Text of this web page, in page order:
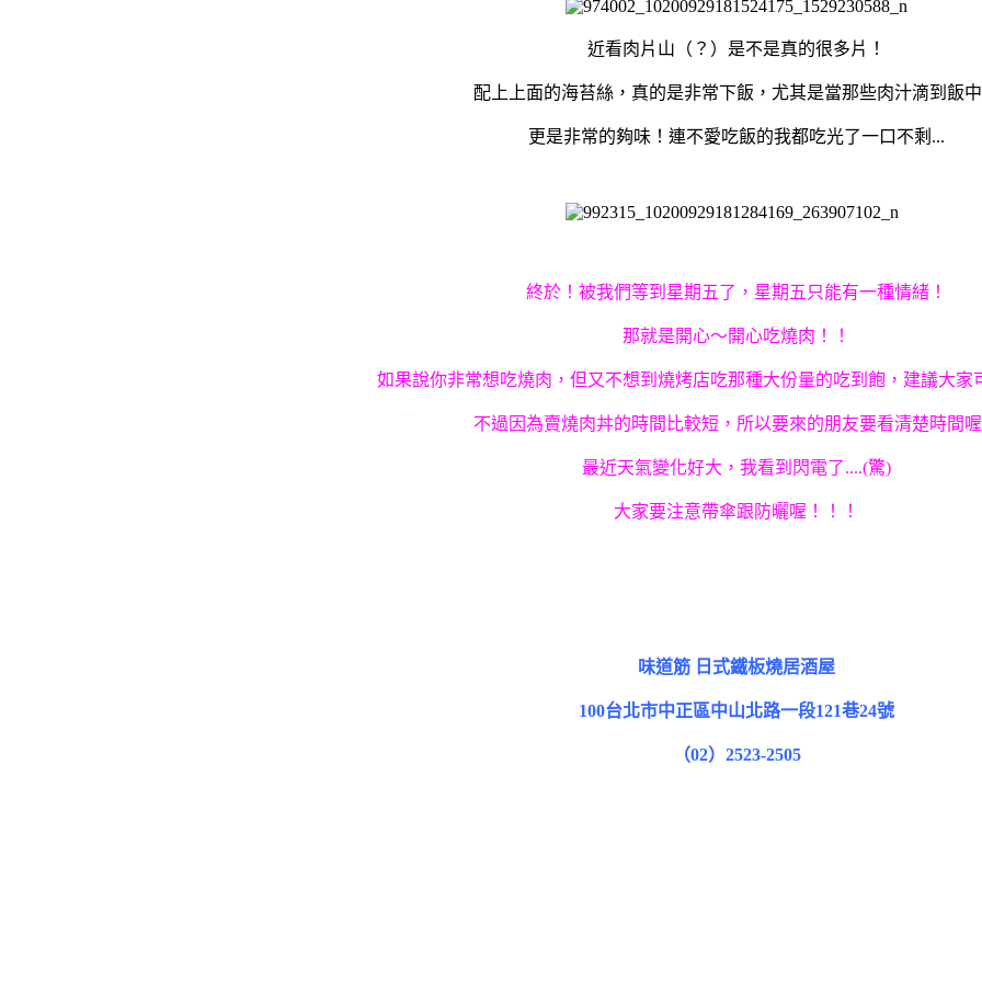
近看肉片山（？）是不是真的很多片！
配上上面的海苔絲，真的是非常下飯，尤其是當那些肉汁滴到飯中
更是非常的夠味！連不愛吃飯的我都吃光了一口不剩...
終於！被我們等到星期五了，星期五只能有一種情緒！
那就是開心～開心吃燒肉！！
如果說你非常想吃燒肉，但又不想到燒烤店吃那種大份量的吃到飽，建議大家
不過因為賣燒肉丼的時間比較短，所以要來的朋友要看清楚時間喔
最近天氣變化好大，我看到閃電了....(驚)
大家要注意帶傘跟防曬喔！！！
味道筋 日式鐵板燒居酒屋
100台北市中正區中山北路一段121巷24號
（02）2523-2505